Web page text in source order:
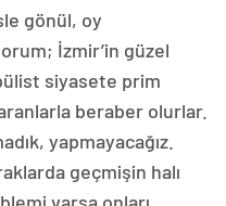
gönül, oy
İzmir’in güzel
siyasete prim
beraber olurlar.
yapmayacağız.
geçmişin halı